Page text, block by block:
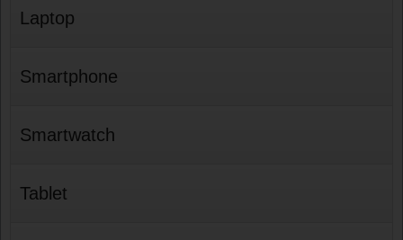
Laptop
Smartphone
Smartwatch
Tablet